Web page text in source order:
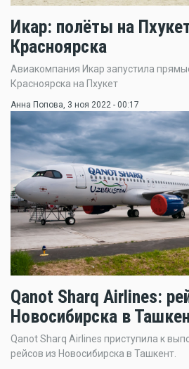
Икар: полёты на
Красноярска
Авиакомпания Икар запустила
Красноярска на Пхукет
Анна Попова , 3 ноя 2022 - 00:17
Qanot Sharq Airlines:
Новосибирска в
Qanot Sharq Airlines приступила к
рейсов из Новосибирска в Ташкент.